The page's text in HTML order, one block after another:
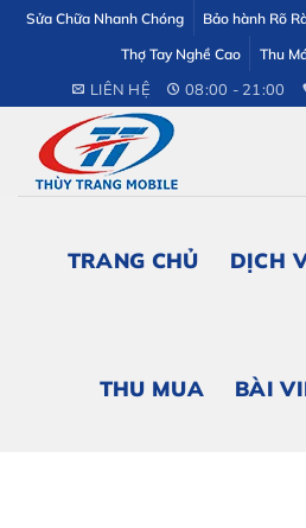
dung
Sửa Chữa Nhanh Chóng Bảo hành Rõ
Thợ Tay Nghề Cao
Thu
LIÊN HỆ 08:00 - 21:00
TRANG CHỦ DỊCH
THU MUA BÀI